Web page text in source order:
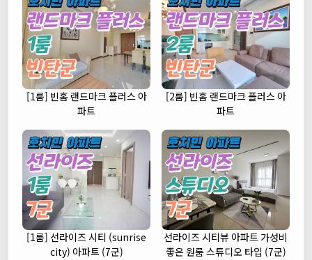
[1룸] 빈홈 랜드마크 플러스 아
파트
[2룸] 빈홈 랜드마크 플러스 아
파트
[1룸] 선라이즈 시티 (sunrise
city) 아파트 (7군)
선라이즈 시티뷰 아파트 가성비
좋은 원룸 스튜디오 타입 (7군)